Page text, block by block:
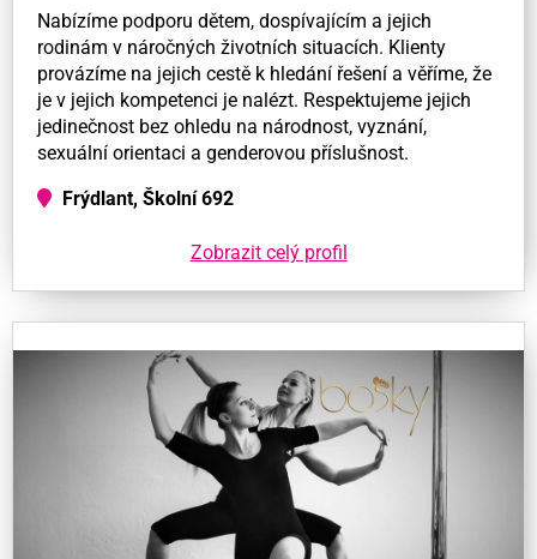
Nabízíme podporu dětem, dospívajícím a jejich
rodinám v náročných životních situacích. Klienty
provázíme na jejich cestě k hledání řešení a věříme, že
je v jejich kompetenci je nalézt. Respektujeme jejich
jedinečnost bez ohledu na národnost, vyznání,
sexuální orientaci a genderovou příslušnost.
Frýdlant, Školní 692
Zobrazit celý profil